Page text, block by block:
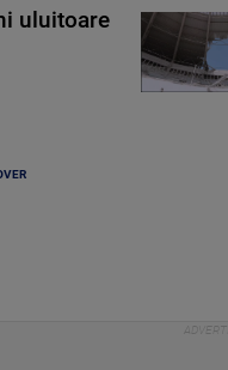
uluitoare